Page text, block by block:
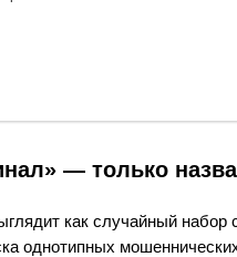
— только
как случайный
однотипных